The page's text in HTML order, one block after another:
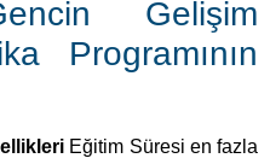
Gelişim
Programının
Eğitim Süresi en fazla